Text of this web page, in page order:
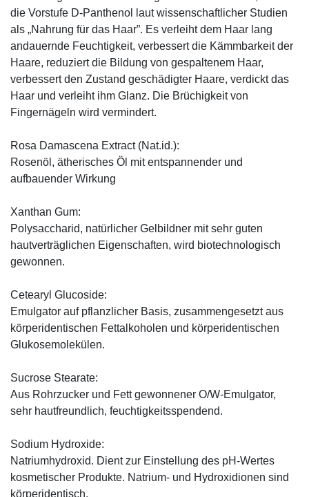
die Vorstufe D-Panthenol laut wissenschaftlicher Studien
als „Nahrung für das Haar”. Es verleiht dem Haar lang
andauernde Feuchtigkeit, verbessert die Kämmbarkeit der
Haare, reduziert die Bildung von gespaltenem Haar,
verbessert den Zustand geschädigter Haare, verdickt das
Haar und verleiht ihm Glanz. Die Brüchigkeit von
Fingernägeln wird vermindert.
Rosa Damascena Extract (Nat.id.):
Rosenöl, ätherisches Öl mit entspannender und
aufbauender Wirkung
Xanthan Gum:
Polysaccharid, natürlicher Gelbildner mit sehr guten
hautverträglichen Eigenschaften, wird biotechnologisch
gewonnen.
Cetearyl Glucoside:
Emulgator auf pflanzlicher Basis, zusammengesetzt aus
körperidentischen Fettalkoholen und körperidentischen
Glukosemolekülen.
Sucrose Stearate:
Aus Rohrzucker und Fett gewonnener O/W-Emulgator,
sehr hautfreundlich, feuchtigkeitsspendend.
Sodium Hydroxide:
Natriumhydroxid. Dient zur Einstellung des pH-Wertes
kosmetischer Produkte. Natrium- und Hydroxidionen sind
körperidentisch.